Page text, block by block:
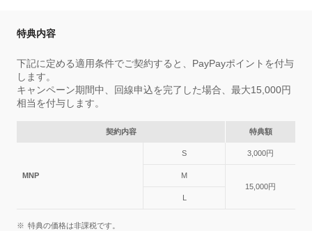
特典内容
下記に定める適用条件でご契約すると、PayPayポイントを付与
します。
キャンペーン期間中、回線申込を完了した場合、最大15,000円
相当を付与します。
契約内容 特典額
MNP
S 3,000円
M
15,000円
特典の価格は非課税です。